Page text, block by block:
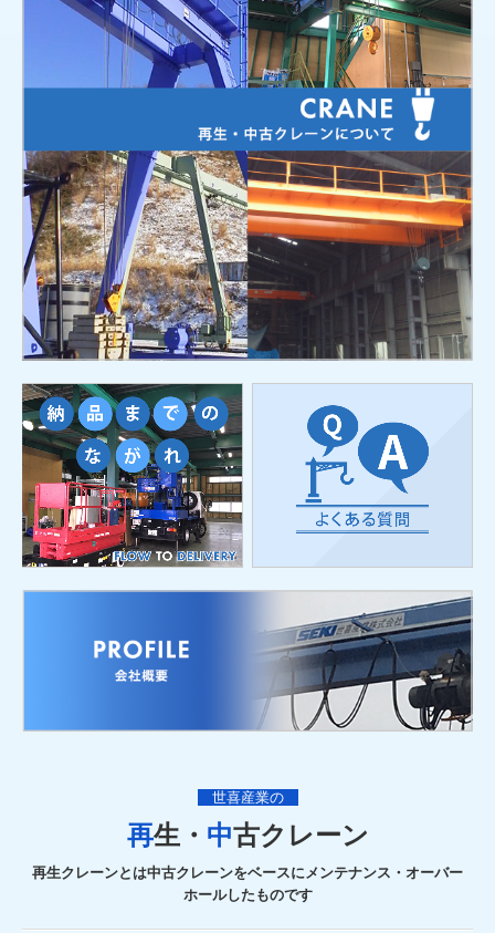
世喜産業の
再生・ 中古クレーン
再生クレーンとは中古クレーンをベースにメンテナンス・オーバー
ホールしたものです